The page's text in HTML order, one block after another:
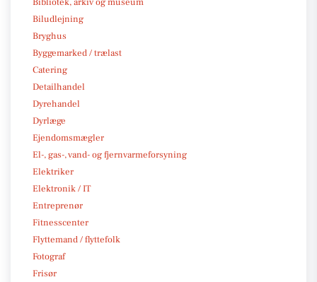
Biludlejning
Bryghus
Byggemarked / trælast
Catering
Detailhandel
Dyrehandel
Dyrlæge
Ejendomsmægler
El-, gas-, vand- og fjernvarmeforsyning
Elektriker
Elektronik / IT
Entreprenør
Fitnesscenter
Flyttemand / flyttefolk
Fotograf
Frisør